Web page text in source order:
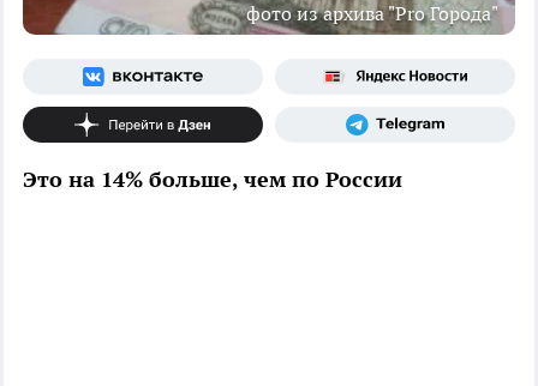
фото из архива "Pro Города"
Это на 14% больше, чем по России